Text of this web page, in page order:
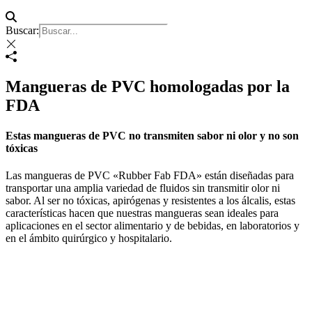
Buscar:
Mangueras de PVC homologadas por la
FDA
Estas mangueras de PVC no transmiten sabor ni olor y no son
tóxicas
Las mangueras de PVC «Rubber Fab FDA» están diseñadas para
transportar una amplia variedad de fluidos sin transmitir olor ni
sabor. Al ser no tóxicas, apirógenas y resistentes a los álcalis, estas
características hacen que nuestras mangueras sean ideales para
aplicaciones en el sector alimentario y de bebidas, en laboratorios y
en el ámbito quirúrgico y hospitalario.